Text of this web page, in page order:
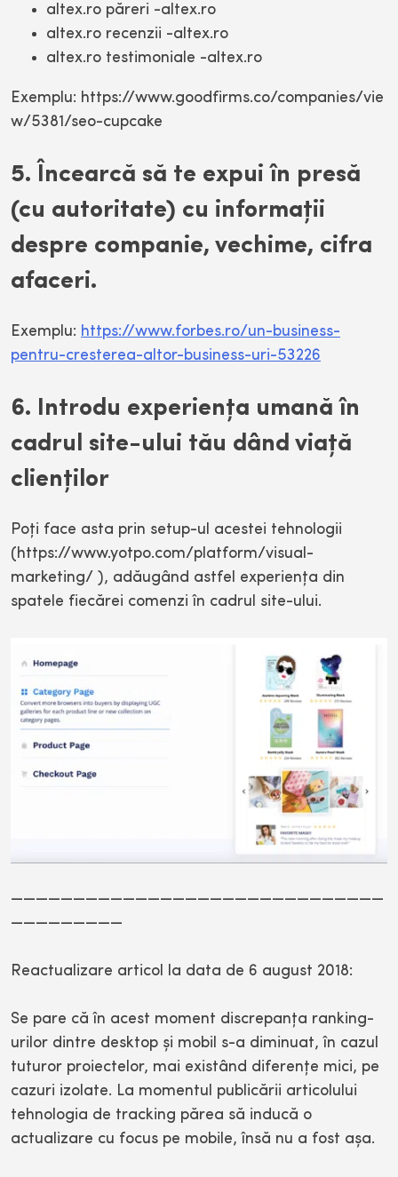
altex.ro păreri -altex.ro
altex.ro recenzii -altex.ro
altex.ro testimoniale -altex.ro
Exemplu: https://www.goodfirms.co/companies/vie
w/5381/seo-cupcake
5. Încearcă să te expui în presă
(cu autoritate) cu informaţii
despre companie, vechime, cifra
afaceri.
Exemplu: https://www.forbes.ro/un-business-
pentru-cresterea-altor-business-uri-53226
6. Introdu experienţa umană în
cadrul site-ului tău dând viaţă
clienţilor
Poţi face asta prin setup-ul acestei tehnologii
(https://www.yotpo.com/platform/visual-
marketing/ ), adăugând astfel experienţa din
spatele fiecărei comenzi în cadrul site-ului.
——————————————————————————————
—————————
Reactualizare articol la data de 6 august 2018:
Se pare că în acest moment discrepanţa ranking-
urilor dintre desktop şi mobil s-a diminuat, în cazul
tuturor proiectelor, mai existând diferenţe mici, pe
cazuri izolate. La momentul publicării articolului
tehnologia de tracking părea să inducă o
actualizare cu focus pe mobile, însă nu a fost aşa.